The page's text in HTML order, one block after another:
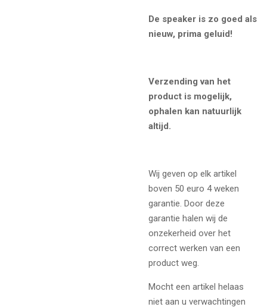
De speaker is zo goed als
nieuw, prima geluid!
Verzending van het
product is mogelijk,
ophalen kan natuurlijk
altijd.
Wij geven op elk artikel
boven 50 euro 4 weken
garantie. Door deze
garantie halen wij de
onzekerheid over het
correct werken van een
product weg.
Mocht een artikel helaas
niet aan u verwachtingen